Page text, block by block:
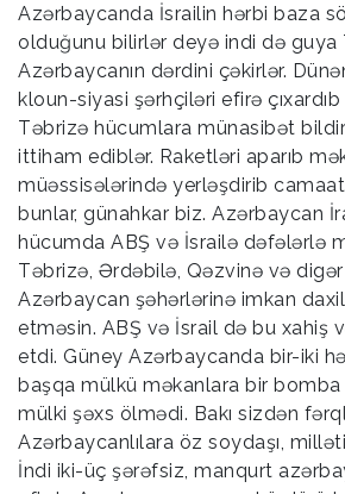
Azərbaycanda İsrailin hərbi baza
olduğunu bilirlər deyə indi də guya
Azərbaycanın dərdini çəkirlər.
kloun-siyasi şərhçiləri efirə
Təbrizə hücumlara münasibət
ittiham ediblər. Raketləri aparıb
müəssisələrində yerləşdirib
bunlar, günahkar biz. Azərbaycan
hücumda ABŞ və İsrailə dəfələrlə
Təbrizə, Ərdəbilə, Qəzvinə və
Azərbaycan şəhərlərinə imkan
etməsin. ABŞ və İsrail də bu xahiş
etdi. Güney Azərbaycanda bir-iki
başqa mülkü məkanlara bir bomba
mülki şəxs ölmədi. Bakı sizdən
Azərbaycanlılara öz soydaşı, milləti
İndi iki-üç şərəfsiz, manqurt